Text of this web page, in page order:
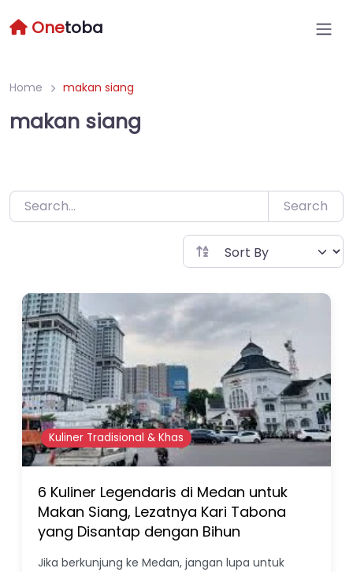
to
Onetoba
Home makan siang
makan siang
Search
Kuliner Tradisional & Khas
6 Kuliner Legendaris di Medan untuk
Makan Siang, Lezatnya Kari Tabona
yang Disantap dengan Bihun
Jika berkunjung ke Medan, jangan lupa untuk